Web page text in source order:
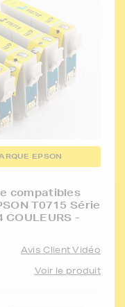
EPSON
compatibles
T0715 Série
-
Avis Client Vidéo
Voir le produit